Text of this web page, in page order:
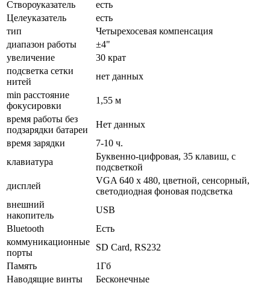
Створоуказатель
есть
Целеуказатель
есть
тип
Четырехосевая компенсация
диапазон работы
±4"
увеличение
30 крат
подсветка сетки
нитей
нет данных
min расстояние
фокусировки
1,55 м
время работы без
подзарядки батареи
Нет данных
время зарядки
7-10 ч.
клавиатура
Буквенно-цифровая, 35 клавиш, с
подсветкой
дисплей
VGA 640 x 480, цветной, сенсорный,
светодиодная фоновая подсветка
внешний
накопитель
USB
Bluetooth
Есть
коммуникационные
порты
SD Card, RS232
Память
1Гб
Наводящие винты
Бесконечные